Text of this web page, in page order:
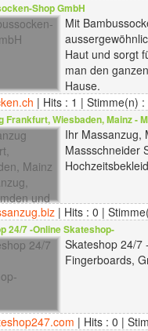
Shop GmbH
Mit
Haut und sorgt
man den
Hause.
| Hits : 1 | Stimme(n) :
Frankfurt, Wiesbaden, Mainz -
Ihr Massanzug,
Massschneider
| Hits : 0 |
24/7 -Online Skateshop-
Skateshop 24/7
Fingerboards,
| Hits : 0 |